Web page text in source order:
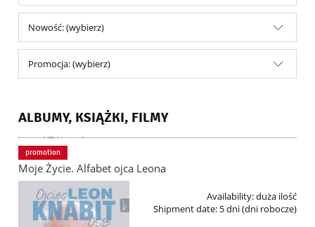
Nowość: (wybierz)
Promocja: (wybierz)
ALBUMY, KSIĄŻKI, FILMY
Moje Życie. Alfabet ojca Leona
Availability:duża ilość
Shipment date: 5 dni (dni robocze)
promotion